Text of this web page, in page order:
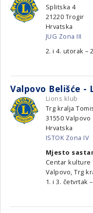
Splitska 4
21220 Trogir
Hrvatska
JUG Zona III
2. i 4. utorak –
Valpovo Belišće -
Lions klub
Trg kralja
31550 Valpovo
Hrvatska
ISTOK Zona IV
Mjesto
Centar kulture
Valpovo, Trg
1. i 3. četvrtak